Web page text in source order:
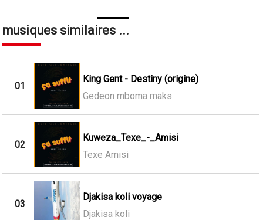
musiques similaires ...
01
King Gent - Destiny (origine)
Gedeon mboma maks
02
Kuweza_Texe_-_Amisi
Texe Amisi
03
Djakisa koli voyage
Djakisa koli